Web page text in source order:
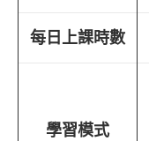
每日上課時數
學習模式